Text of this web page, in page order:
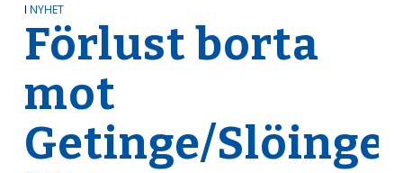
I NYHET
Förlust borta
mot
Getinge/Slöinge: